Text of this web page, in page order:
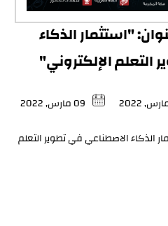
"استثمار الذكاء
الإلكتروني"
09 مارس, 2022
الذكاء الاصطناعي في تطوير التعلم